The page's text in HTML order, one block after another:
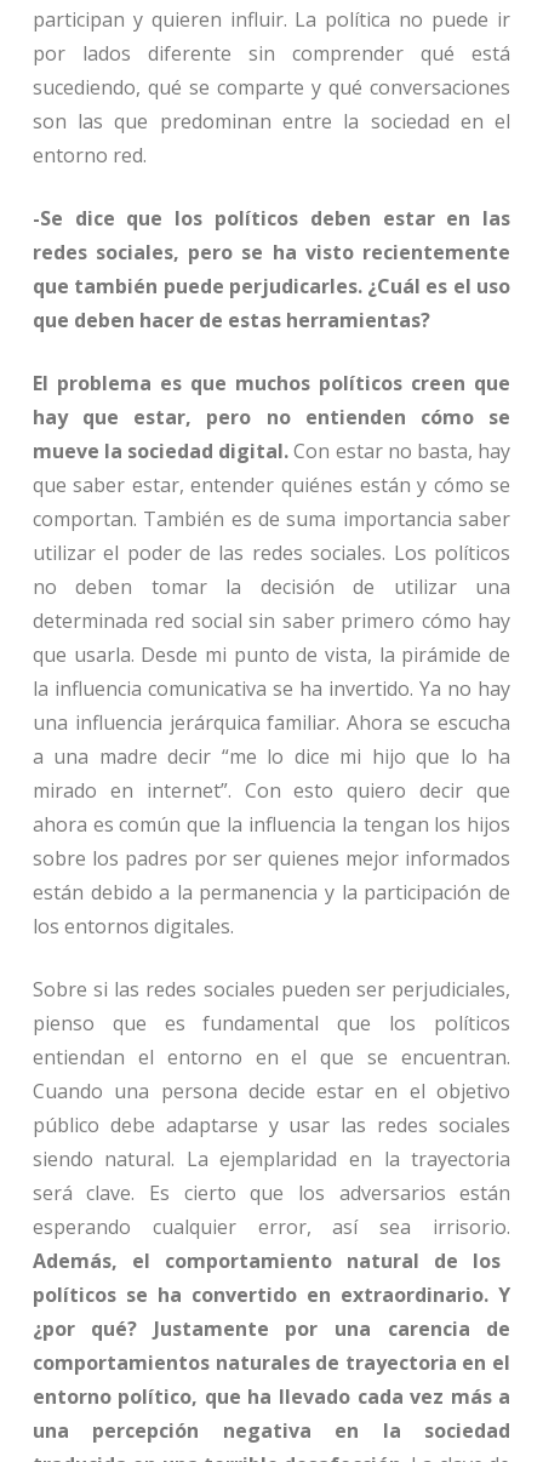
participan y quieren influir. La política no puede ir
por lados diferente sin comprender qué está
sucediendo, qué se comparte y qué conversaciones
son las que predominan entre la sociedad en el
entorno red.
-Se dice que los políticos deben estar en las
redes sociales, pero se ha visto recientemente
que también puede perjudicarles. ¿Cuál es el uso
que deben hacer de estas herramientas?
El problema es que muchos políticos creen que
hay que estar, pero no entienden cómo se
mueve la sociedad digital.Con estar no basta, hay
que saber estar, entender quiénes están y cómo se
comportan. También es de suma importancia saber
utilizar el poder de las redes sociales. Los políticos
no deben tomar la decisión de utilizar una
determinada red social sin saber primero cómo hay
que usarla. Desde mi punto de vista, la pirámide de
la influencia comunicativa se ha invertido. Ya no hay
una influencia jerárquica familiar. Ahora se escucha
a una madre decir “me lo dice mi hijo que lo ha
mirado en internet”. Con esto quiero decir que
ahora es común que la influencia la tengan los hijos
sobre los padres por ser quienes mejor informados
están debido a la permanencia y la participación de
los entornos digitales.
Sobre si las redes sociales pueden ser perjudiciales,
pienso que es fundamental que los políticos
entiendan el entorno en el que se encuentran.
Cuando una persona decide estar en el objetivo
público debe adaptarse y usar las redes sociales
siendo natural. La ejemplaridad en la trayectoria
será clave. Es cierto que los adversarios están
esperando cualquier error, así sea irrisorio.
Además, el comportamiento natural de los
políticos se ha convertido en extraordinario. Y
¿por qué? Justamente por una carencia de
comportamientos naturales de trayectoria en el
entorno político, que ha llevado cada vez más a
una percepción negativa en la sociedad